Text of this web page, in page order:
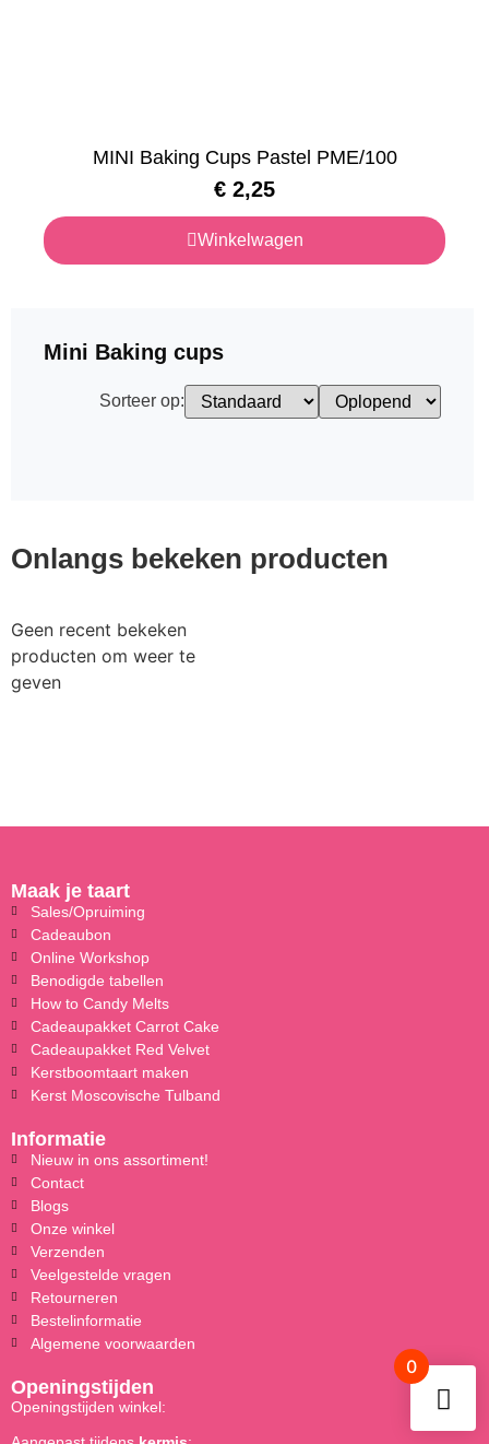
MINI Baking Cups Pastel PME/100
€ 2,25
Winkelwagen
Mini Baking cups
Sorteer op:
Onlangs bekeken producten
Geen recent bekeken
producten om weer te
geven
Maak je taart
Sales/Opruiming
Cadeaubon
Online Workshop
Benodigde tabellen
How to Candy Melts
Cadeaupakket Carrot Cake
Cadeaupakket Red Velvet
Kerstboomtaart maken
Kerst Moscovische Tulband
Informatie
Nieuw in ons assortiment!
Contact
Blogs
Onze winkel
Verzenden
Veelgestelde vragen
Retourneren
Bestelinformatie
Algemene voorwaarden
Openingstijden
Openingstijden winkel:
0